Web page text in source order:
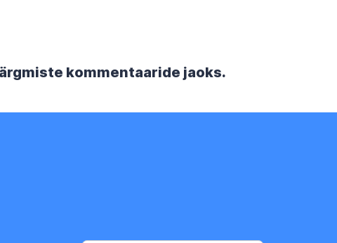
kommentaaride jaoks.